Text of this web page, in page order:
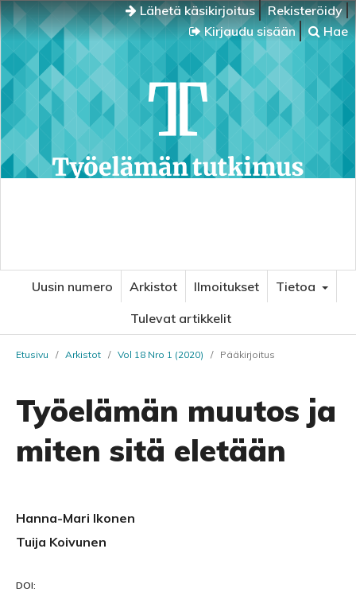
Lähetä käsikirjoitus
Rekisteröidy
Kirjaudu sisään
Hae
Uusin numero Arkistot Ilmoitukset
Tietoa
Tulevat artikkelit
Etusivu / Arkistot / Vol 18 Nro 1 (2020) / Pääkirjoitus
Työelämän muutos ja
miten sitä eletään
Hanna-Mari Ikonen
Tuija Koivunen
DOI: